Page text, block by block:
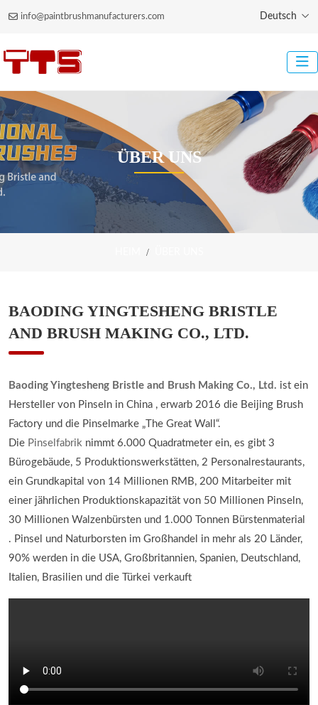
info@paintbrushmanufacturers.com Deutsch
ÜBER UNS
BAODING YINGTESHENG BRISTLE
AND BRUSH MAKING CO., LTD.
Baoding Yingtesheng Bristle and Brush Making Co., Ltd. ist ein
Hersteller von Pinseln in China , erwarb 2016 die Beijing Brush
Factory und die Pinselmarke „The Great Wall“.
Die Pinselfabrik nimmt 6.000 Quadratmeter ein, es gibt 3
Bürogebäude, 5 Produktionswerkstätten, 2 Personalrestaurants,
ein Grundkapital von 14 Millionen RMB, 200 Mitarbeiter mit
einer jährlichen Produktionskapazität von 50 Millionen Pinseln,
30 Millionen Walzenbürsten und 1.000 Tonnen Bürstenmaterial
. Pinsel und Naturborsten im Großhandel in mehr als 20 Länder,
90% werden in die USA, Großbritannien, Spanien, Deutschland,
Italien, Brasilien und die Türkei verkauft